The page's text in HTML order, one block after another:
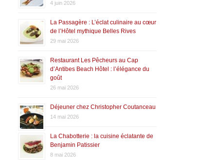
4 juin 2026
La Passagère : L’éclat culinaire au cœur
de l’Hôtel mythique Belles Rives
29 mai 2026
Restaurant Les Pêcheurs au Cap
d’Antibes Beach Hôtel : l’élégance du
goût
26 mai 2026
Déjeuner chez Christopher Coutanceau
14 mai 2026
La Chabotterie : la cuisine éclatante de
Benjamin Patissier
8 mai 2026